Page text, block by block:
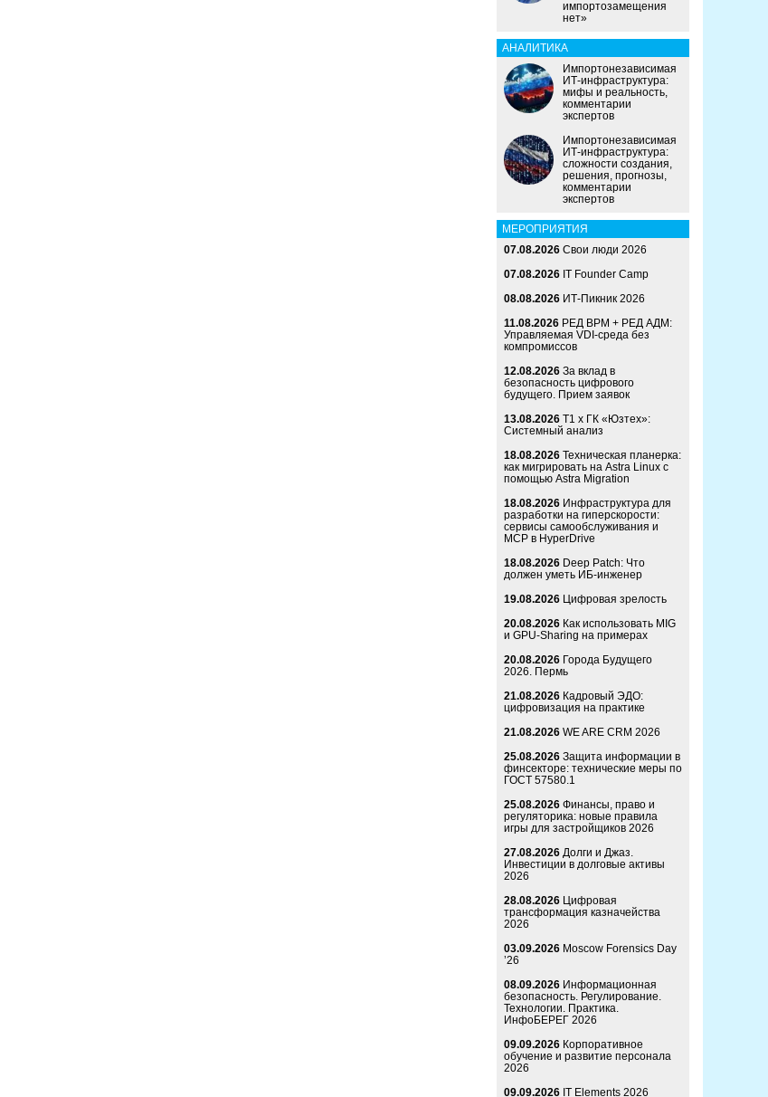
импортозамещения
нет»
АНАЛИТИКА
Импортонезависимая
ИТ-инфраструктура:
мифы и реальность,
комментарии
экспертов
Импортонезависимая
ИТ-инфраструктура:
сложности создания,
решения, прогнозы,
комментарии
экспертов
МЕРОПРИЯТИЯ
07.08.2026 Свои люди 2026
07.08.2026 IT Founder Camp
08.08.2026 ИТ-Пикник 2026
11.08.2026 РЕД ВРМ + РЕД АДМ:
Управляемая VDI-среда без
компромиссов
12.08.2026 За вклад в
безопасность цифрового
будущего. Прием заявок
13.08.2026 Т1 x ГК «Юзтех»:
Системный анализ
18.08.2026 Техническая планерка:
как мигрировать на Astra Linux с
помощью Astra Migration
18.08.2026 Инфраструктура для
разработки на гиперскорости:
сервисы самообслуживания и
MCP в HyperDrive
18.08.2026 Deep Patch: Что
должен уметь ИБ-инженер
19.08.2026 Цифровая зрелость
20.08.2026 Как использовать MIG
и GPU-Sharing на примерах
20.08.2026 Города Будущего
2026. Пермь
21.08.2026 Кадровый ЭДО:
цифровизация на практике
21.08.2026 WE ARE CRM 2026
25.08.2026 Защита информации в
финсекторе: технические меры по
ГОСТ 57580.1
25.08.2026 Финансы, право и
регуляторика: новые правила
игры для застройщиков 2026
27.08.2026 Долги и Джаз.
Инвестиции в долговые активы
2026
28.08.2026 Цифровая
трансформация казначейства
2026
03.09.2026 Moscow Forensics Day
’26
08.09.2026 Информационная
безопасность. Регулирование.
Технологии. Практика.
ИнфоБЕРЕГ 2026
09.09.2026 Корпоративное
обучение и развитие персонала
2026
09.09.2026 IT Elements 2026